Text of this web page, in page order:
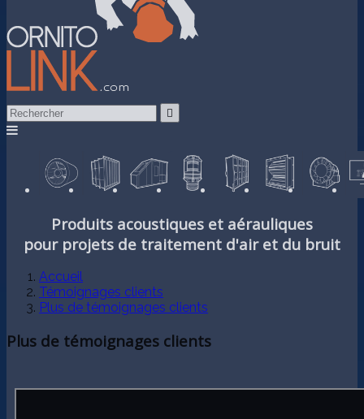

Produits acoustiques et aérauliques
pour projets de traitement d'air et du bruit
Accueil
Témoignages clients
Plus de témoignages clients
Plus de témoignages clients